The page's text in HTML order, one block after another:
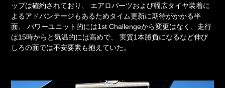
ップは確約されており、
エアロパーツおよび幅広タイヤ装着に
よるアドバンテージもあるためタイム更新に期待がかかる半
面、
パワーユニット的には1st Challengeから変更はなく、走行
は15時からと気温的には高めで、
実質1本勝負になるなど伸び
しろの面では不安要素も抱えていた。